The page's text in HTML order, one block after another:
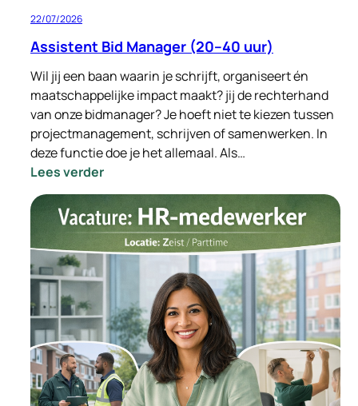
22/07/2026
Assistent Bid Manager (20–40 uur)
Wil jij een baan waarin je schrijft, organiseert én
maatschappelijke impact maakt? jij de rechterhand
van onze bidmanager? Je hoeft niet te kiezen tussen
projectmanagement, schrijven of samenwerken. In
deze functie doe je het allemaal. Als…
Lees verder:
Assistent
Bid
Manager
(20–